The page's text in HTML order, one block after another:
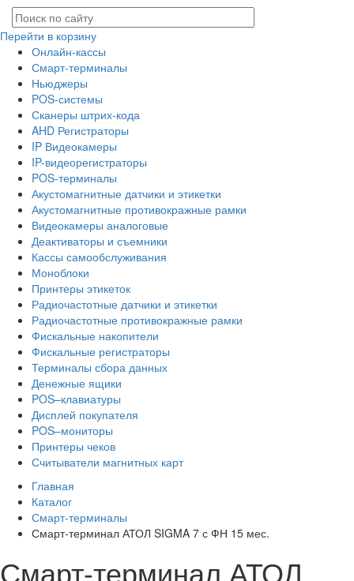
Перейти в корзину
Онлайн-кассы
Смарт-терминалы
Ньюджеры
POS-системы
Сканеры штрих-кода
AHD Регистраторы
IP Видеокамеры
IP-видеорегистраторы
POS-терминалы
Акустомагнитные датчики и этикетки
Акустомагнитные противокражные рамки
Видеокамеры аналоговые
Деактиваторы и съемники
Кассы самообслуживания
Моноблоки
Принтеры этикеток
Радиочастотные датчики и этикетки
Радиочастотные противокражные рамки
Фискальные накопители
Фискальные регистраторы
Терминалы сбора данных
Денежные ящики
POS–клавиатуры
Дисплей покупателя
POS–мониторы
Принтеры чеков
Считыватели магнитных карт
Главная
Каталог
Смарт-терминалы
Смарт-терминал АТОЛ SIGMA 7 с ФН 15 мес.
Смарт-терминал АТОЛ